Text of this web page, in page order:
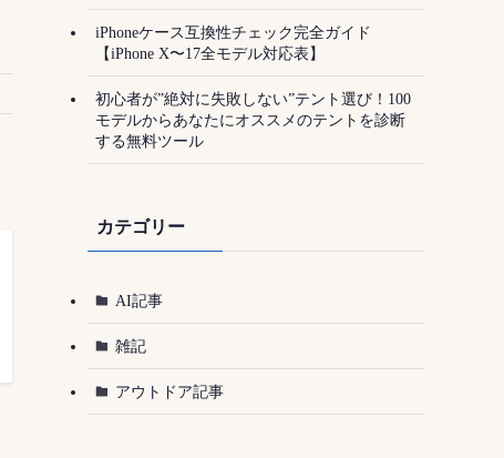
iPhoneケース互換性チェック完全ガイド
【iPhone X〜17全モデル対応表】
初心者が”絶対に失敗しない”テント選び！100
モデルからあなたにオススメのテントを診断
する無料ツール
カテゴリー
AI記事
雑記
アウトドア記事